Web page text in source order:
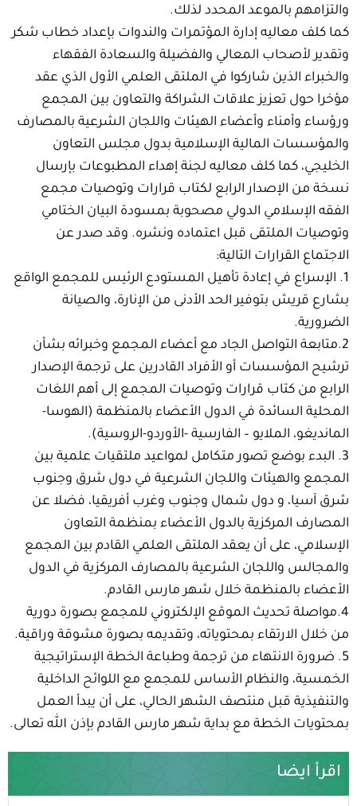
والتزامهم بالموعد المحدد لذلك.
كما كلف معاليه إدارة المؤتمرات والندوات بإعداد خطاب شكر
وتقدير لأصحاب المعالي والفضيلة والسعادة الفقهاء
والخبراء الذين شاركوا في الملتقى العلمي الأول الذي عقد
مؤخرا حول تعزيز علاقات الشراكة والتعاون بين المجمع
ورؤساء وأمناء وأعضاء الهيئات واللجان الشرعية بالمصارف
والمؤسسات المالية الإسلامية بدول مجلس التعاون
الخليجي، كما كلف معاليه لجنة إهداء المطبوعات بإرسال
نسخة من الإصدار الرابع لكتاب قرارات وتوصيات مجمع
الفقه الإسلامي الدولي مصحوبة بمسودة البيان الختامي
وتوصيات الملتقى قبل اعتماده ونشره. وقد صدر عن
الاجتماع القرارات التالية:
1. الإسراع في إعادة تأهيل المستودع الرئيس للمجمع الواقع
بشارع قريش بتوفير الحد الأدنى من الإنارة، والصيانة
الضرورية.
2.متابعة التواصل الجاد مع أعضاء المجمع وخبرائه بشأن
ترشيح المؤسسات أو الأفراد القادرين على ترجمة الإصدار
الرابع من كتاب قرارات وتوصيات المجمع إلى أهم اللغات
المحلية السائدة في الدول الأعضاء بالمنظمة (الهوسا-
المانديغو، الملايو – الفارسية -الأوردو-الروسية).
3. البدء بوضع تصور متكامل لمواعيد ملتقيات علمية بين
المجمع والهيئات واللجان الشرعية في دول شرق وجنوب
شرق آسيا، و دول شمال وجنوب وغرب أفريقيا، فضلا عن
المصارف المركزية بالدول الأعضاء بمنظمة التعاون
الإسلامي، على أن يعقد الملتقى العلمي القادم بين المجمع
والمجالس واللجان الشرعية بالمصارف المركزية في الدول
الأعضاء بالمنظمة خلال شهر مارس القادم.
4.مواصلة تحديث الموقع الإلكتروني للمجمع بصورة دورية
من خلال الارتقاء بمحتوياته، وتقديمه بصورة مشوقة وراقية.
5. ضرورة الانتهاء من ترجمة وطباعة الخطة الإستراتيجية
الخمسية، والنظام الأساس للمجمع مع اللوائح الداخلية
والتنفيذية قبل منتصف الشهر الحالي، على أن يبدأ العمل
بمحتويات الخطة مع بداية شهر مارس القادم بإذن الله تعالى.
اقرأ ايضا